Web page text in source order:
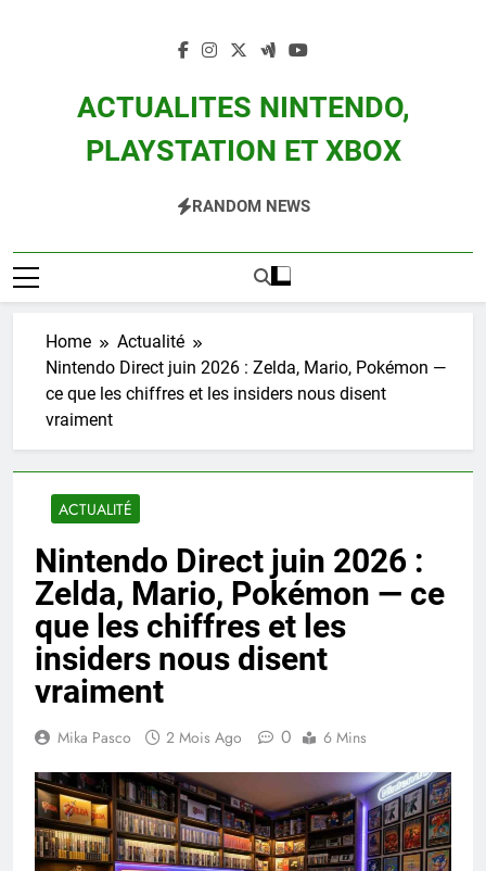
ACTUALITES NINTENDO,
PLAYSTATION ET XBOX
Zelda, Splatoon, Pokemon Entre Autres
RANDOM NEWS
Home
Actualité
Nintendo Direct juin 2026 : Zelda, Mario, Pokémon —
ce que les chiffres et les insiders nous disent
vraiment
ACTUALITÉ
Nintendo Direct juin 2026 :
Zelda, Mario, Pokémon — ce
que les chiffres et les
insiders nous disent
vraiment
Mika Pasco 2 Mois Ago 0 6 Mins